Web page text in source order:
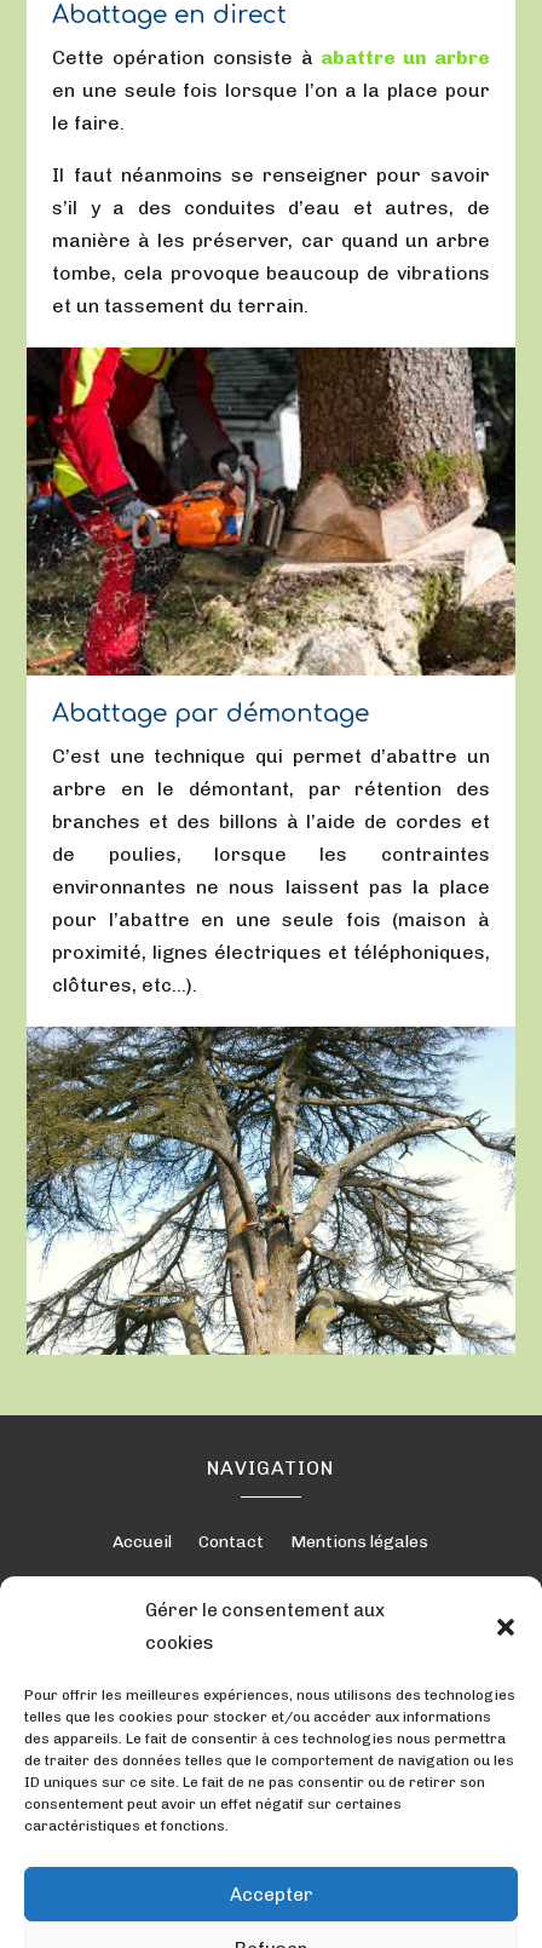
Gérer le consentement aux
cookies
Pour offrir les meilleures expériences, nous utilisons des technologies
telles que les cookies pour stocker et/ou accéder aux informations
des appareils. Le fait de consentir à ces technologies nous permettra
de traiter des données telles que le comportement de navigation ou les
ID uniques sur ce site. Le fait de ne pas consentir ou de retirer son
consentement peut avoir un effet négatif sur certaines
caractéristiques et fonctions.
Accepter
Abattage en direct
Cette opération consiste à abattre un arbre
en une seule fois lorsque l’on a la place pour
le faire.
Il faut néanmoins se renseigner pour savoir
s’il y a des conduites d’eau et autres, de
manière à les préserver, car quand un arbre
tombe, cela provoque beaucoup de vibrations
et un tassement du terrain.
Abattage par démontage
C’est une technique qui permet d’abattre un
arbre en le démontant, par rétention des
branches et des billons à l’aide de cordes et
de poulies, lorsque les contraintes
environnantes ne nous laissent pas la place
pour l’abattre en une seule fois (maison à
proximité, lignes électriques et téléphoniques,
clôtures, etc…).
NAVIGATION
Accueil Contact Mentions légales
RÉALISATION